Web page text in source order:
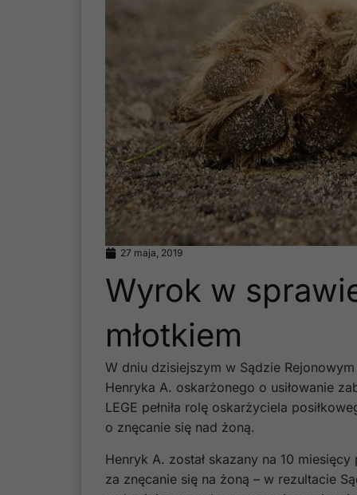
27 maja, 2019
Wyrok w
młotkiem
W dniu dzisiejszym w Sądzie
Henryka A. oskarżonego o usiłowanie
LEGE pełniła rolę oskarżyciela
o znęcanie się nad żoną.
Henryk A. został skazany na 10
za znęcanie się na żoną – w rezultacie